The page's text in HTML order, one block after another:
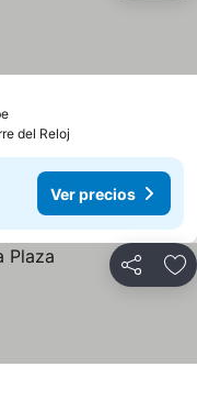
Ver precios
del Reloj
Ver precios
Compartir